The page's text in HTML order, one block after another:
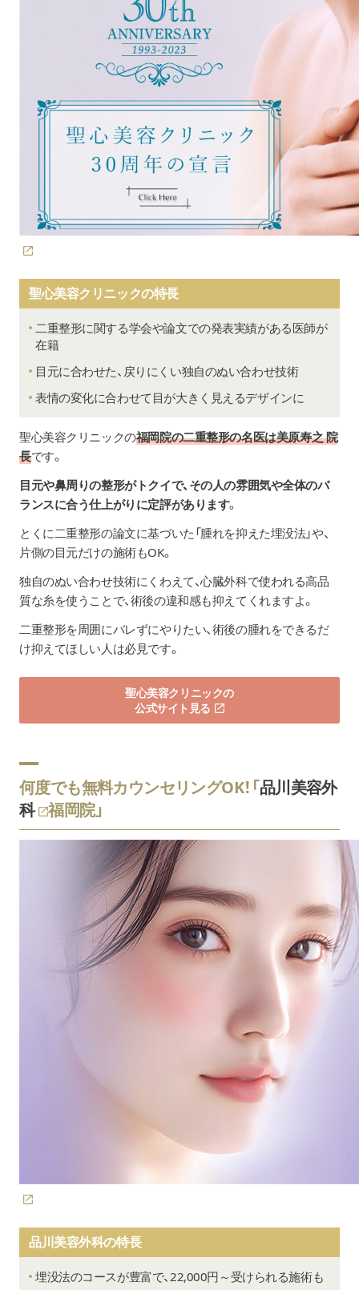
聖心美容クリニックの特長
二重整形に関する学会や論文での発表実績がある医師が
在籍
目元に合わせた、戻りにくい独自のぬい合わせ技術
表情の変化に合わせて目が大きく見えるデザインに
聖心美容クリニックの福岡院の二重整形の名医は美原寿之 院
長です。
目元や鼻周りの整形がトクイで、その人の雰囲気や全体のバ
ランスに合う仕上がりに定評があります。
とくに二重整形の論文に基づいた「腫れを抑えた埋没法」や、
片側の目元だけの施術もOK。
独自のぬい合わせ技術にくわえて、心臓外科で使われる高品
質な糸を使うことで、術後の違和感も抑えてくれますよ。
二重整形を周囲にバレずにやりたい、術後の腫れをできるだ
け抑えてほしい人は必見です。
聖心美容クリニックの
公式サイト見る
何度でも無料カウンセリングOK！「品川美容外
科
福岡院」
品川美容外科の特長
埋没法のコースが豊富で、22,000円～受けられる施術も